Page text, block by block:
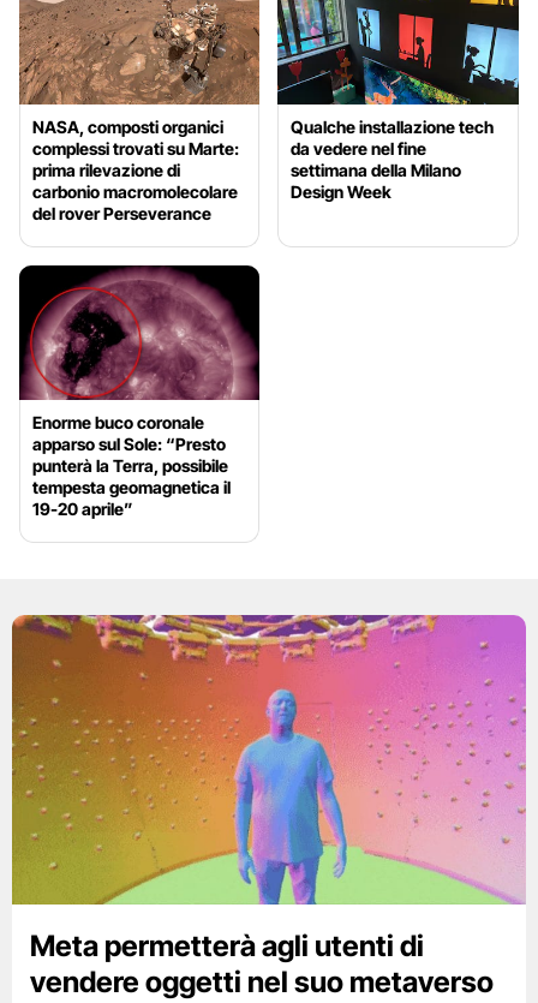
NASA, composti organici
complessi trovati su Marte:
prima rilevazione di
carbonio macromolecolare
del rover Perseverance
Qualche installazione tech
da vedere nel fine
settimana della Milano
Design Week
Enorme buco coronale
apparso sul Sole: “Presto
punterà la Terra, possibile
tempesta geomagnetica il
19-20 aprile”
Meta permetterà agli utenti di
vendere oggetti nel suo metaverso